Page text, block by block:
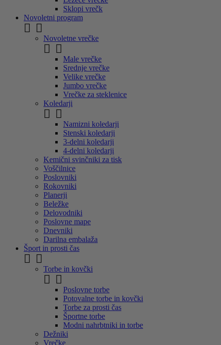
Sklopi vrečk
Novoletni program
 
Novoletne vrečke
 
Male vrečke
Srednje vrečke
Velike vrečke
Jumbo vrečke
Vrečke za steklenice
Koledarji
 
Namizni koledarji
Stenski koledarji
3-delni koledarji
4-delni koledarji
Kemični svinčniki za tisk
Voščilnice
Poslovniki
Rokovniki
Planerji
Beležke
Delovodniki
Poslovne mape
Dnevniki
Darilna embalaža
Šport in prosti čas
 
Torbe in kovčki
 
Poslovne torbe
Potovalne torbe in kovčki
Torbe za prosti čas
Športne torbe
Modni nahrbtniki in torbe
Dežniki
Vrečke